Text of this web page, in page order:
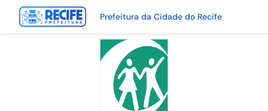
Prefeitura da Cidade do Recife